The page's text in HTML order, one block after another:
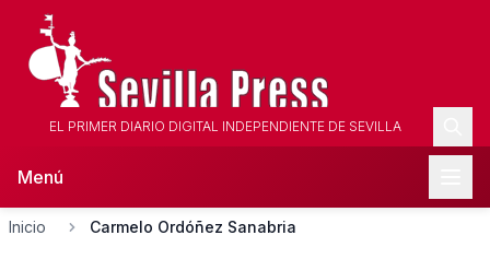
EL PRIMER DIARIO DIGITAL INDEPENDIENTE DE SEVILLA
Menú
Inicio Carmelo Ordóñez Sanabria